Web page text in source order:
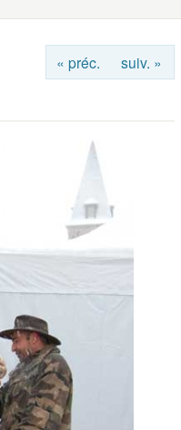
« préc. suiv. »